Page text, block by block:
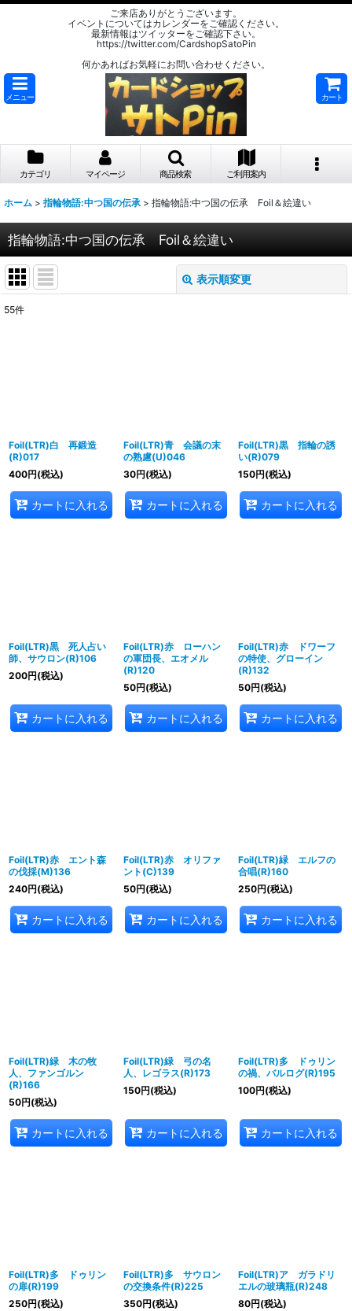
ご来店ありがとうございます。
イベントについてはカレンダーをご確認ください。
最新情報はツイッターをご確認下さい。
https://twitter.com/CardshopSatoPin
何かあればお気軽にお問い合わせください。
メニュー カート
カテゴリ マイページ 商品検索 ご利用案内
ホーム > 指輪物語:中つ国の伝承 > 指輪物語:中つ国の伝承 Foil＆絵違い
指輪物語:中つ国の伝承 Foil＆絵違い
表示順変更
55件
Foil(LTR)白 再鍛造
(R)017
400円(税込)
カートに入れる
Foil(LTR)青 会議の末
の熟慮(U)046
30円(税込)
カートに入れる
Foil(LTR)黒 指輪の誘
い(R)079
150円(税込)
カートに入れる
Foil(LTR)黒 死人占い
師、サウロン(R)106
200円(税込)
カートに入れる
Foil(LTR)赤 ローハン
の軍団長、エオメル
(R)120
50円(税込)
カートに入れる
Foil(LTR)赤 ドワーフ
の特使、グローイン
(R)132
50円(税込)
カートに入れる
Foil(LTR)赤 エント森
の伐採(M)136
240円(税込)
カートに入れる
Foil(LTR)赤 オリファ
ント(C)139
50円(税込)
カートに入れる
Foil(LTR)緑 エルフの
合唱(R)160
250円(税込)
カートに入れる
Foil(LTR)緑 木の牧
人、ファンゴルン
(R)166
50円(税込)
カートに入れる
Foil(LTR)緑 弓の名
人、レゴラス(R)173
150円(税込)
カートに入れる
Foil(LTR)多 ドゥリン
の禍、バルログ(R)195
100円(税込)
カートに入れる
Foil(LTR)多 ドゥリン
の扉(R)199
250円(税込)
Foil(LTR)多 サウロン
の交換条件(R)225
350円(税込)
Foil(LTR)ア ガラドリ
エルの玻璃瓶(R)248
80円(税込)